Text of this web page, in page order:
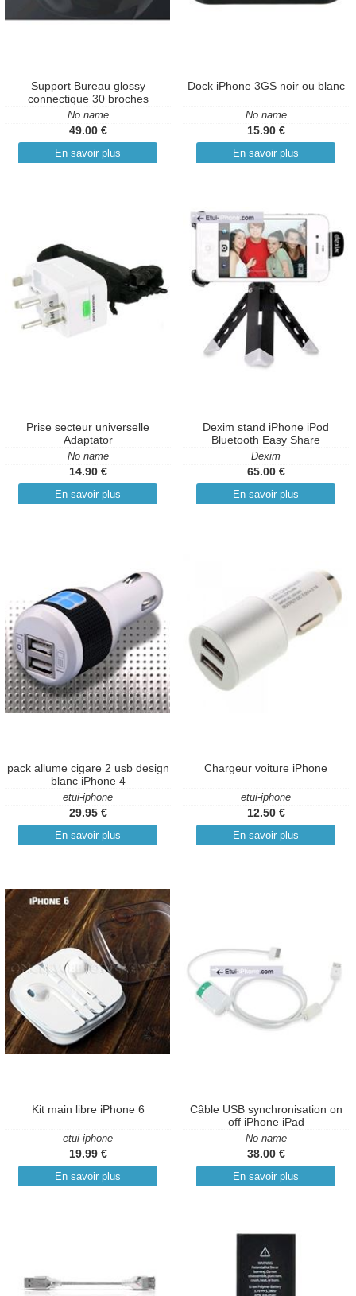
Support Bureau glossy
connectique 30 broches
No name
49.00 €
En savoir plus
Dock iPhone 3GS noir ou blanc
No name
15.90 €
En savoir plus
Prise secteur universelle
Adaptator
No name
14.90 €
En savoir plus
Dexim stand iPhone iPod
Bluetooth Easy Share
Dexim
65.00 €
En savoir plus
pack allume cigare 2 usb design
blanc iPhone 4
etui-iphone
29.95 €
En savoir plus
Chargeur voiture iPhone
etui-iphone
12.50 €
En savoir plus
Kit main libre iPhone 6
etui-iphone
19.99 €
En savoir plus
Câble USB synchronisation on
off iPhone iPad
No name
38.00 €
En savoir plus